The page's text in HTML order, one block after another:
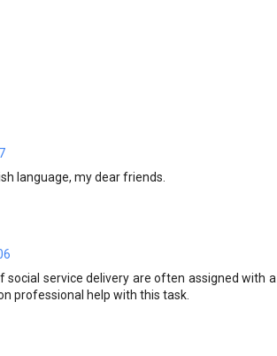
language, my dear friends.
service delivery are often assigned with
professional help with this task.